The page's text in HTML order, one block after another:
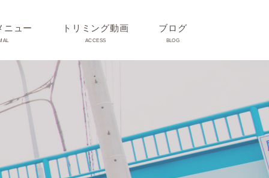
ニュー
他動物の病気
トリミング動画
ACCESS
ブログ
BLOG
うさぎ、ハムスター、小鳥、
モルモットなどについて
トリミング事例集